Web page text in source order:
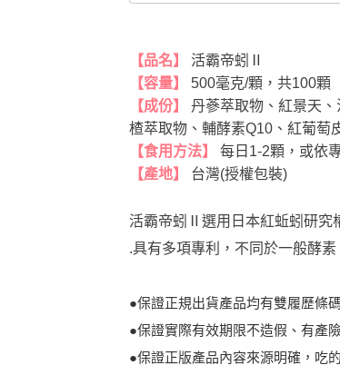
【品名】
活霸帝蚓Ⅱ
【容量】
500毫克/顆，共100顆
【成份】
丹蔘萃取物、紅景天
楂萃取物、輔酵素Q10、紅葡萄
【食用方法】
每日1-2顆，或依
【產地】
台灣(授權包裝)
活霸帝蚓
選用日本紅蚯蚓研究
.具有多項專利，不同於一般酵
●保證正規出貨產品均有雙履歷條
●保證實際有效期限不造假、有產
●保證正版產品內容來源明確，吃